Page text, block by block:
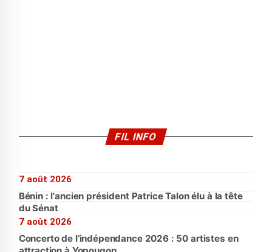
FIL INFO
7 août 2026
Bénin : l'ancien président Patrice Talon élu à la tête
du Sénat
7 août 2026
Concerto de l’indépendance 2026 : 50 artistes en